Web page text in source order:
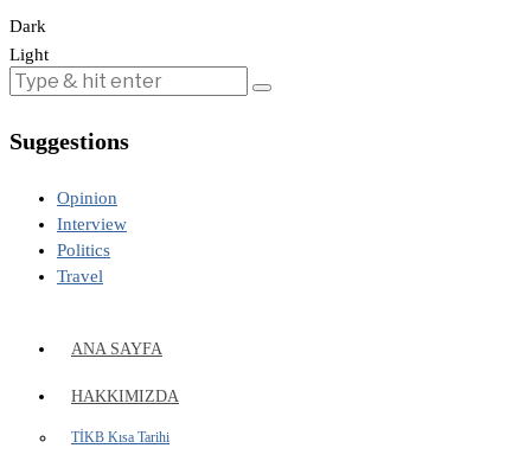
Dark
Light
Suggestions
Opinion
Interview
Politics
Travel
ANA SAYFA
HAKKIMIZDA
TİKB Kısa Tarihi